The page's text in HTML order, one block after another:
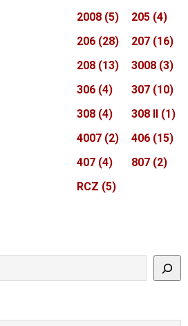
2008 (5) 205 (4)
206 (28) 207 (16)
208 (13) 3008 (3)
306 (4) 307 (10)
308 (4) 308 II (1)
4007 (2) 406 (15)
407 (4) 807 (2)
RCZ (5)